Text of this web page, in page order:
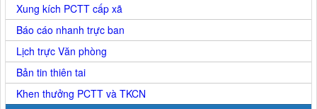
Xung kích PCTT cấp xã
Báo cáo nhanh trực ban
Lịch trực Văn phòng
Bản tin thiên tai
Khen thưởng PCTT và TKCN